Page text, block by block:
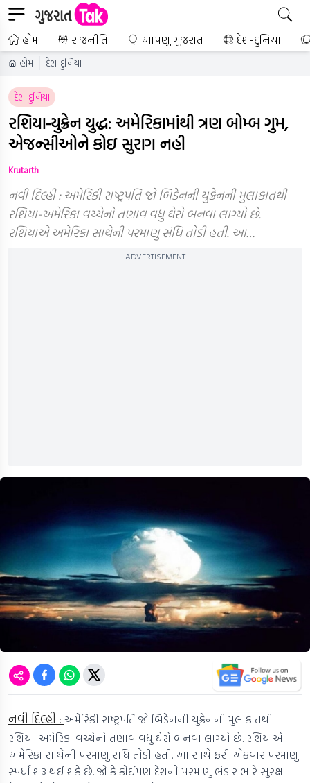
હોમ રાજનીતિ આપણું ગુજરાત દેશ-દુનિયા
હોમ દેશ-દુનિયા
દેશ-દુનિયા
રશિયા-યુક્રેન યુદ્ધ: અમેરિકામાંથી ત્રણ બોમ્બ ગુમ,
એજન્સીઓને કોઇ સુરાગ નહી
Krutarth
નવી દિલ્હી : અમેરિકી રાષ્ટ્રપતિ જો બિડેનની યુક્રેનની મુલાકાતથી
રશિયા-અમેરિકા વચ્ચેનો તણાવ વધુ ઘેરો બનવા લાગ્યો છે.
રશિયાએ અમેરિકા સાથેની પરમાણુ સંધિ તોડી હતી. આ…
ADVERTISEMENT
નવી દિલ્હી : અમેરિકી રાષ્ટ્રપતિ જો બિડેનની યુક્રેનની મુલાકાતથી
રશિયા-અમેરિકા વચ્ચેનો તણાવ વધુ ઘેરો બનવા લાગ્યો છે. રશિયાએ
અમેરિકા સાથેની પરમાણુ સંધિ તોડી હતી. આ સાથે ફરી એકવાર પરમાણુ
સ્પર્ધા શરૂ થઈ શકે છે. જો કે કોઈપણ દેશનો પરમાણુ ભંડાર ભારે સુરક્ષા